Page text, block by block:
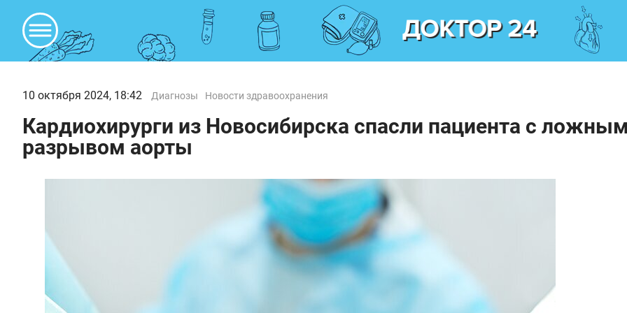
10 октября 2024, 18:42 Диагнозы Новости здравоохранения
Кардиохирурги из Новосибирска спасли пациента с
разрывом аорты